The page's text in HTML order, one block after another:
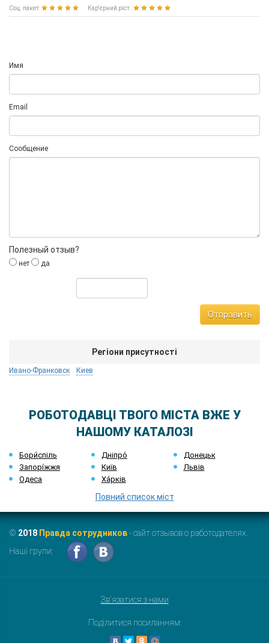
Соц. пакет: Кар'єрний ріст :
Имя
Email
Сообщение
Полезный отзыв?
нет да
Отправить
Регіони присутності
Ивано-Франковск Киев
РОБОТОДАВЦІ ТВОГО МІСТА ВЖЕ У
НАШОМУ КАТАЛОЗІ
Бори́спіль Дніпро́
Донецьк
Запорі́жжя
Київ
Львів
Одеса
Ха́рків
Повний список міст
© 2018 Правда сотрудников- сайт отзывов о работодателях.
Наші групи:
Зв'язатися з нами
Поділитися посиланням: